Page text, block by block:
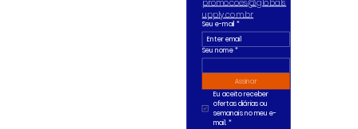
promocoes@globals
upply.com.br
Seu e-mail *
Seu nome *
Assinar
Eu aceito receber
ofertas diárias ou
semanais no meu e-
mail. *